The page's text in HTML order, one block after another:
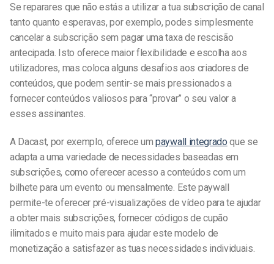
Se reparares que não estás a utilizar a tua subscrição de canal
tanto quanto esperavas, por exemplo, podes simplesmente
cancelar a subscrição sem pagar uma taxa de rescisão
antecipada. Isto oferece maior flexibilidade e escolha aos
utilizadores, mas coloca alguns desafios aos criadores de
conteúdos, que podem sentir-se mais pressionados a
fornecer conteúdos valiosos para “provar” o seu valor a
esses assinantes.
A Dacast, por exemplo, oferece umpaywall integrado que se
adapta a uma variedade de necessidades baseadas em
subscrições, como oferecer acesso a conteúdos com um
bilhete para um evento ou mensalmente. Este paywall
permite-te oferecer pré-visualizações de vídeo para te ajudar
a obter mais subscrições, fornecer códigos de cupão
ilimitados e muito mais para ajudar este modelo de
monetização a satisfazer as tuas necessidades individuais.